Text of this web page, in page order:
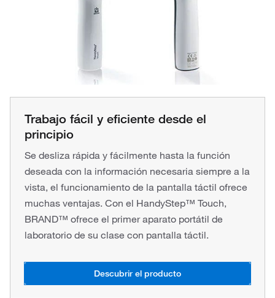
Trabajo fácil y eficiente desde el
principio
Se desliza rápida y fácilmente hasta la función
deseada con la información necesaria siempre a la
vista, el funcionamiento de la pantalla táctil ofrece
muchas ventajas. Con el HandyStep™ Touch,
BRAND™ ofrece el primer aparato portátil de
laboratorio de su clase con pantalla táctil.
Descubrir el producto